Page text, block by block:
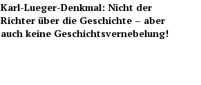
Karl-Lueger-Denkmal: Nicht der
Richter über die Geschichte – aber
auch keine Geschichtsvernebelung!